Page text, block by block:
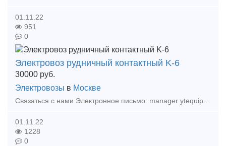
01.11.22
951
0
Электровоз рудничный контактный K-6
30000 руб.
Электровозы в Москве
Связаться с нами Электронное письмо: manager ytequipment net export ytequipment net Веб-сайт: ytminig net/ телефонный номер: +86 17369222201 86 - 731 - 58528855
01.11.22
1228
0